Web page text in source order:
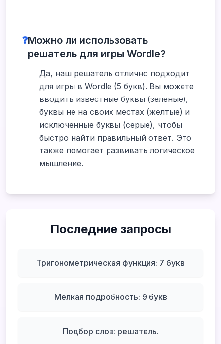
❓Можно ли использовать
решатель для игры Wordle?
Да, наш решатель отлично подходит
для игры в Wordle (5 букв). Вы можете
вводить известные буквы (зеленые),
буквы не на своих местах (желтые) и
исключенные буквы (серые), чтобы
быстро найти правильный ответ. Это
также помогает развивать логическое
мышление.
Последние запросы
Тригонометрическая функция: 7 букв
Мелкая подробность: 9 букв
Подбор слов: решатель.